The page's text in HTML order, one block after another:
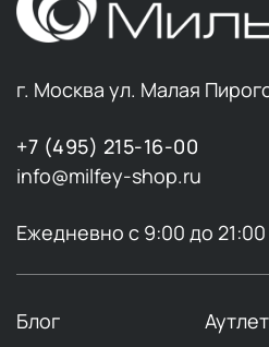
г. Москва ул. Малая
+7 (495) 215-16-00
info@milfey-shop.ru
Ежедневно с 9:00 до 21:00
Блог Аутлет